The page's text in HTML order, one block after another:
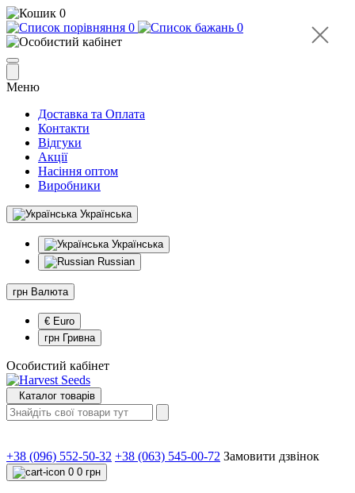
0
0
0
Меню
Доставка та Оплата
Контакти
Відгуки
Акції
Насіння оптом
Виробники
Українська
Українська
Russian
грн Валюта
€ Euro
грн Гривна
Особистий кабінет
Каталог товарів
+38 (096) 552-50-32 +38 (063) 545-00-72 Замовити дзвінок
0 0 грн